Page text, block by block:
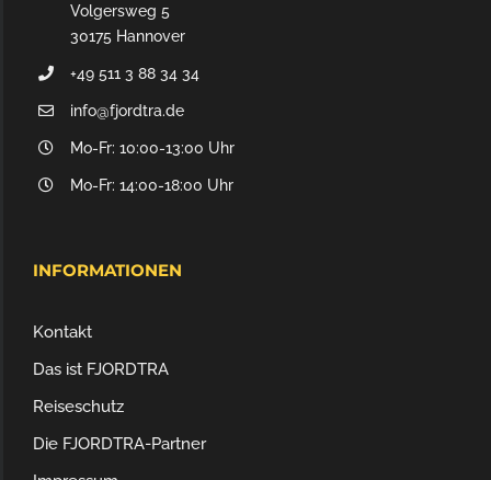
Volgersweg 5
30175 Hannover
+49 511 3 88 34 34
info@fjordtra.de
Mo-Fr: 10:00-13:00 Uhr
Mo-Fr: 14:00-18:00 Uhr
INFORMATIONEN
Kontakt
Das ist FJORDTRA
Reiseschutz
Die FJORDTRA-Partner